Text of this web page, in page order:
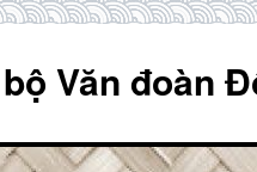
Văn đoàn